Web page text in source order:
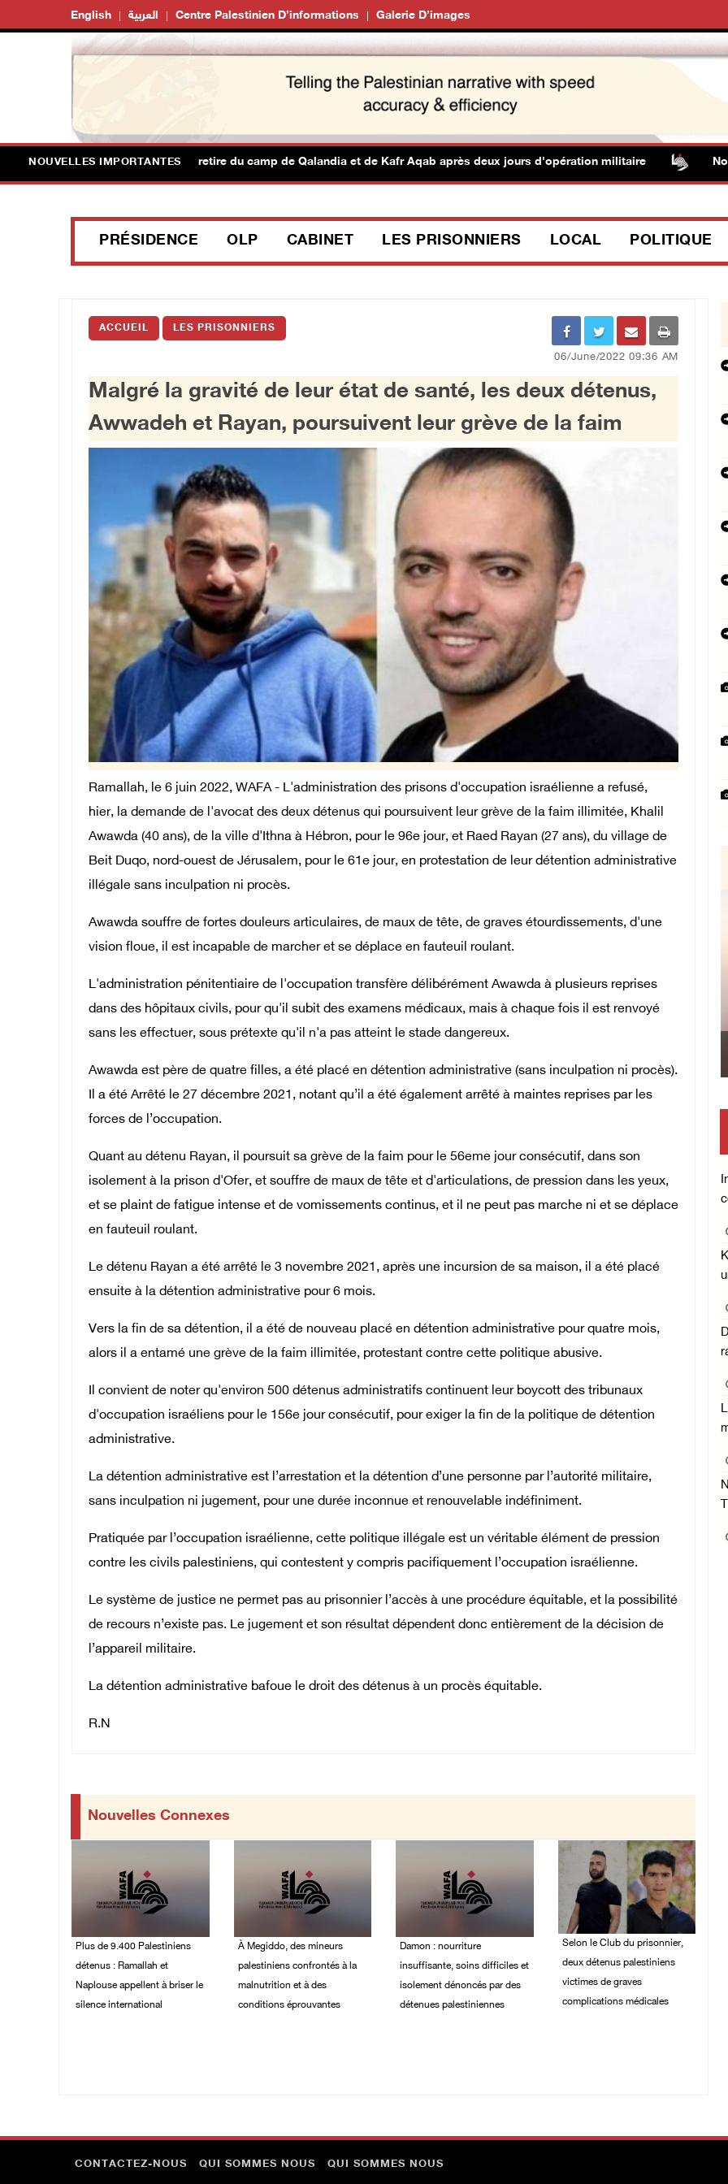
English العربية Centre Palestinien D’informations Galerie D’images
NOUVELLES IMPORTANTES
: l'armée israélienne se retire du camp de Qalandia et de Kafr Aqab après deux jours d'opération militaire
PRÉSIDENCE OLP CABINET LES PRISONNIERS LOCAL POLITIQUE
ACCUEIL LES PRISONNIERS
06/June/2022 09:36 AM
Malgré la gravité de leur état de santé, les deux détenus,
Awwadeh et Rayan, poursuivent leur grève de la faim
Ramallah, le 6 juin 2022, WAFA - L'administration des prisons d'occupation israélienne a refusé,
hier, la demande de l'avocat des deux détenus qui poursuivent leur grève de la faim illimitée, Khalil
Awawda (40 ans), de la ville d'Ithna à Hébron, pour le 96e jour, et Raed Rayan (27 ans), du village de
Beit Duqo, nord-ouest de Jérusalem, pour le 61e jour, en protestation de leur détention administrative
illégale sans inculpation ni procès.
Awawda souffre de fortes douleurs articulaires, de maux de tête, de graves étourdissements, d'une
vision floue, il est incapable de marcher et se déplace en fauteuil roulant.
L'administration pénitentiaire de l'occupation transfère délibérément Awawda à plusieurs reprises
dans des hôpitaux civils, pour qu'il subit des examens médicaux, mais à chaque fois il est renvoyé
sans les effectuer, sous prétexte qu'il n'a pas atteint le stade dangereux.
Awawda est père de quatre filles, a été placé en détention administrative (sans inculpation ni procès).
Il a été Arrêté le 27 décembre 2021, notant qu’il a été également arrêté à maintes reprises par les
forces de l’occupation.
Quant au détenu Rayan, il poursuit sa grève de la faim pour le 56eme jour consécutif, dans son
isolement à la prison d'Ofer, et souffre de maux de tête et d'articulations, de pression dans les yeux,
et se plaint de fatigue intense et de vomissements continus, et il ne peut pas marche ni et se déplace
en fauteuil roulant.
Le détenu Rayan a été arrêté le 3 novembre 2021, après une incursion de sa maison, il a été placé
ensuite à la détention administrative pour 6 mois.
Vers la fin de sa détention, il a été de nouveau placé en détention administrative pour quatre mois,
alors il a entamé une grève de la faim illimitée, protestant contre cette politique abusive.
Il convient de noter qu'environ 500 détenus administratifs continuent leur boycott des tribunaux
d'occupation israéliens pour le 156e jour consécutif, pour exiger la fin de la politique de détention
administrative.
La détention administrative est l’arrestation et la détention d’une personne par l’autorité militaire,
sans inculpation ni jugement, pour une durée inconnue et renouvelable indéfiniment.
Pratiquée par l’occupation israélienne, cette politique illégale est un véritable élément de pression
contre les civils palestiniens, qui contestent y compris pacifiquement l’occupation israélienne.
Le système de justice ne permet pas au prisonnier l’accès à une procédure équitable, et la possibilité
de recours n’existe pas. Le jugement et son résultat dépendent donc entièrement de la décision de
l’appareil militaire.
La détention administrative bafoue le droit des détenus à un procès équitable.
R.N
Nouvelles Connexes
Plus de 9.400 Palestiniens
détenus : Ramallah et
Naplouse appellent à briser le
silence international
À Megiddo, des mineurs
palestiniens confrontés à la
malnutrition et à des
conditions éprouvantes
Damon : nourriture
insuffisante, soins difficiles et
isolement dénoncés par des
détenues palestiniennes
Selon le Club du prisonnier,
deux détenus palestiniens
victimes de graves
complications médicales
Le
Manama :
mise en
Central
CONTACTEZ-NOUS QUI SOMMES NOUS QUI SOMMES NOUS